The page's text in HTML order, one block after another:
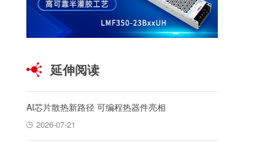
延伸阅读
AI芯片散热新路径 可编程热器件亮相
2026-07-21